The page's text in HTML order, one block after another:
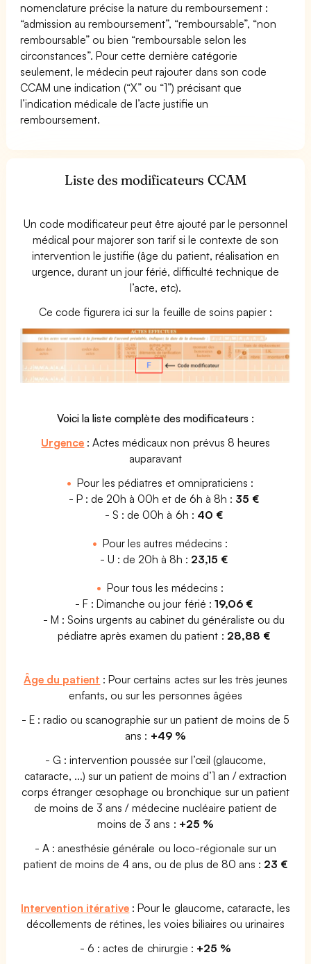
nomenclature précise la nature du remboursement :
“admission au remboursement”, “remboursable”, “non
remboursable” ou bien “remboursable selon les
circonstances”. Pour cette dernière catégorie
seulement, le médecin peut rajouter dans son code
CCAM une indication (“X” ou “1”) précisant que
l’indication médicale de l’acte justifie un
remboursement.
Liste des modificateurs CCAM
Un code modificateur peut être ajouté par le personnel
médical pour majorer son tarif si le contexte de son
intervention le justifie (âge du patient, réalisation en
urgence, durant un jour férié, difficulté technique de
l’acte, etc).
Ce code figurera ici sur la feuille de soins papier :
Voici la liste complète des modificateurs :
Urgence : Actes médicaux non prévus 8 heures
auparavant
Pour les pédiatres et omnipraticiens :
- P : de 20h à 00h et de 6h à 8h : 35 €
- S : de 00h à 6h : 40 €
Pour les autres médecins :
- U : de 20h à 8h : 23,15 €
Pour tous les médecins :
- F : Dimanche ou jour férié : 19,06 €
- M : Soins urgents au cabinet du généraliste ou du
pédiatre après examen du patient : 28,88 €
Âge du patient : Pour certains actes sur les très jeunes
enfants, ou sur les personnes âgées
- E : radio ou scanographie sur un patient de moins de 5
ans : +49 %
- G : intervention poussée sur l’œil (glaucome,
cataracte, ...) sur un patient de moins d’1 an / extraction
corps étranger œsophage ou bronchique sur un patient
de moins de 3 ans / médecine nucléaire patient de
moins de 3 ans : +25 %
- A : anesthésie générale ou loco-régionale sur un
patient de moins de 4 ans, ou de plus de 80 ans : 23 €
Intervention itérative : Pour le glaucome, cataracte, les
décollements de rétines, les voies biliaires ou urinaires
- 6 : actes de chirurgie : +25 %